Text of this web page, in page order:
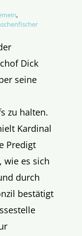
,
Dick
seine
zu halten.
Kardinal
Predigt
wie es sich
durch
bestätigt